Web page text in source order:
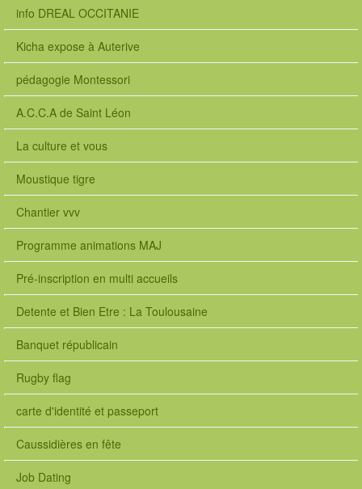
info DREAL OCCITANIE
Kicha expose à Auterive
pédagogie Montessori
A.C.C.A de Saint Léon
La culture et vous
Moustique tigre
Chantier vvv
Programme animations MAJ
Pré-inscription en multi accueils
Detente et Bien Etre : La Toulousaine
Banquet républicain
Rugby flag
carte d'identité et passeport
Caussidières en fête
Job Dating